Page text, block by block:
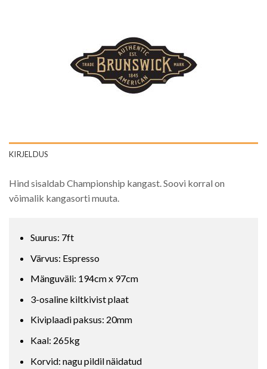
KIRJELDUS
Hind sisaldab Championship kangast. Soovi korral on
võimalik kangasorti muuta.
Suurus: 7ft
Värvus: Espresso
Mänguväli: 194cm x 97cm
3-osaline kiltkivist plaat
Kiviplaadi paksus: 20mm
Kaal: 265kg
Korvid: nagu pildil näidatud